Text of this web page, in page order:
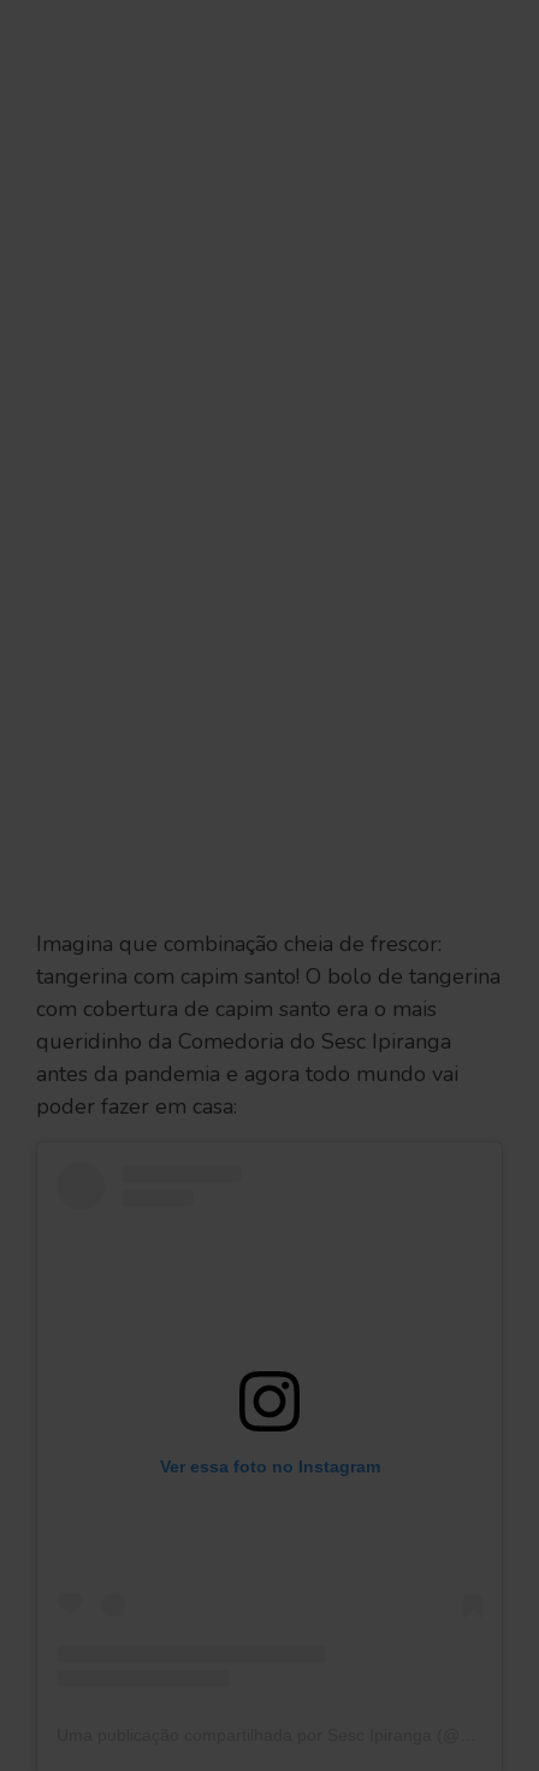
Imagina que combinação cheia de frescor:
tangerina com capim santo! O bolo de tangerina
com cobertura de capim santo era o mais
queridinho da Comedoria do Sesc Ipiranga
antes da pandemia e agora todo mundo vai
poder fazer em casa:
Ver essa foto no Instagram